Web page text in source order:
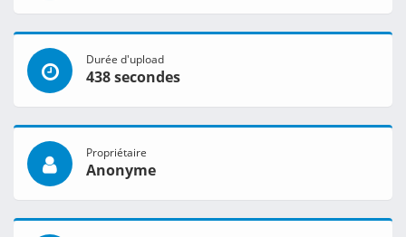
Durée d'upload
438 secondes
Propriétaire
Anonyme